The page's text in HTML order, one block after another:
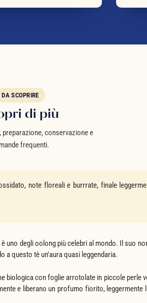
DA SCOPRIRE
di più
conservazione e
frequenti.
note floreali e burrrate, finale
uno degli oolong più celebri al mondo. Il suo
a questo tè un'aura quasi leggendaria.
biologica con foglie arrotolate in piccole perle
e liberano un profumo fiorito, leggermente